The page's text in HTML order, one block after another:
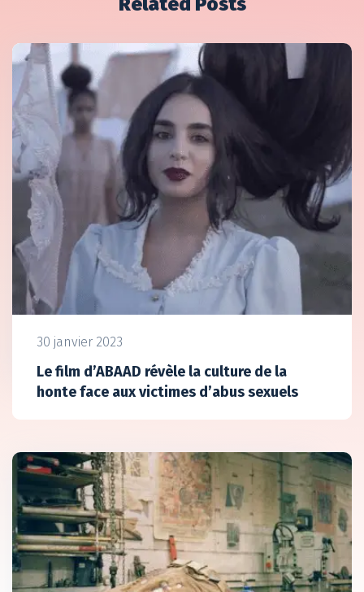
30 janvier 2023
Le film d’ABAAD révèle la culture de la
honte face aux victimes d’abus sexuels